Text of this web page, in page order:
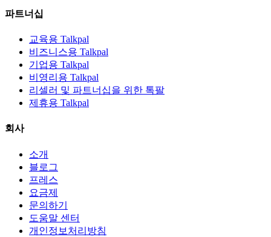
파트너십
교육용 Talkpal
비즈니스용 Talkpal
기업용 Talkpal
비영리용 Talkpal
리셀러 및 파트너십을 위한 톡팔
제휴용 Talkpal
회사
소개
블로그
프레스
요금제
문의하기
도움말 센터
개인정보처리방침